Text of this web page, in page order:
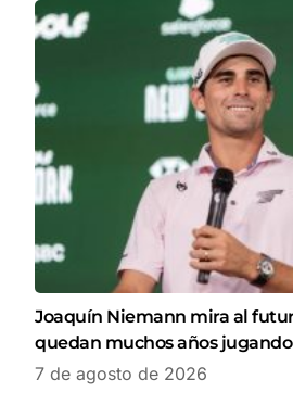
Joaquín Niemann mira al
quedan muchos años
7 de agosto de 2026